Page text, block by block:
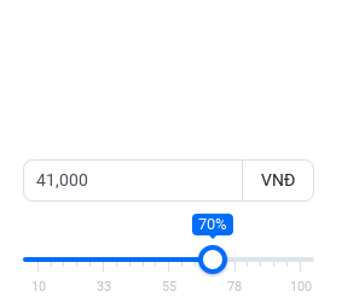
VNĐ
70%
10 33 55 78 100